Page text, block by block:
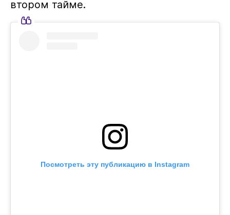
втором тайме.
Посмотреть эту публикацию в Instagram